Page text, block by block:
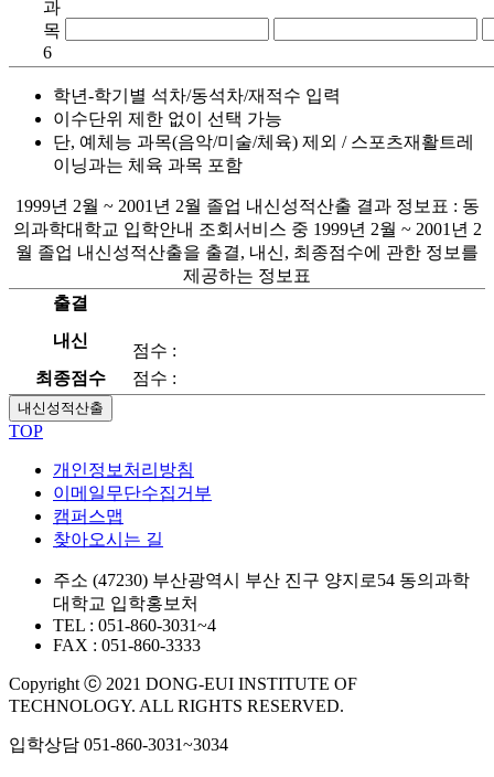
과
목
6
학년-학기별 석차/동석차/재적수 입력
이수단위 제한 없이 선택 가능
단, 예체능 과목(음악/미술/체육) 제외 / 스포츠재활트레
이닝과는 체육 과목 포함
1999년 2월 ~ 2001년 2월 졸업 내신성적산출 결과 정보표 : 동
의과학대학교 입학안내 조회서비스 중 1999년 2월 ~ 2001년 2
월 졸업 내신성적산출을 출결, 내신, 최종점수에 관한 정보를
제공하는 정보표
출결
내신
점수 :
최종점수
점수 :
내신성적산출
TOP
개인정보처리방침
이메일무단수집거부
캠퍼스맵
찾아오시는 길
주소 (47230) 부산광역시 부산 진구 양지로54 동의과학
대학교 입학홍보처
TEL : 051-860-3031~4
FAX : 051-860-3333
Copyright ⓒ 2021 DONG-EUI INSTITUTE OF
TECHNOLOGY. ALL RIGHTS RESERVED.
입학상담 051-860-3031~3034